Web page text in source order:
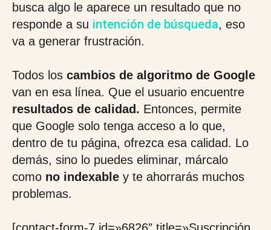
busca algo le aparece un resultado que no
responde a su intención de búsqueda, eso
va a generar frustración.
Todos los cambios de algoritmo de Google
van en esa línea. Que el usuario encuentre
resultados de calidad. Entonces, permite
que Google solo tenga acceso a lo que,
dentro de tu página, ofrezca esa calidad. Lo
demás, sino lo puedes eliminar, márcalo
como no indexable y te ahorrarás muchos
problemas.